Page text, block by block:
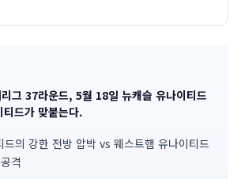
그 37라운드, 5월 18일 뉴캐슬 유나이티드
드가 맞붙는다.
드의 강한 전방 압박 vs 웨스트햄 유나이티드
격